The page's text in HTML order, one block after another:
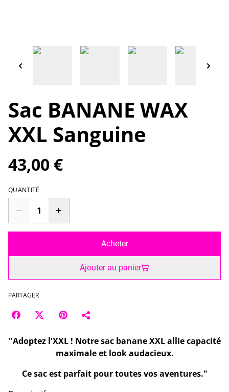
Sac BANANE WAX
XXL Sanguine
43,00 €
QUANTITÉ
Acheter
Ajouter au panier
PARTAGER
"Adoptez l'XXL ! Notre sac banane XXL allie capacité
maximale et look audacieux.
Ce sac est parfait pour toutes vos aventures."